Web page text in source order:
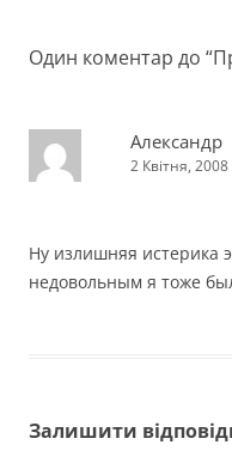
Один коментар до “
Александр
2 Квітня,
Ну излишняя истерика
недовольным я тоже
Залишити